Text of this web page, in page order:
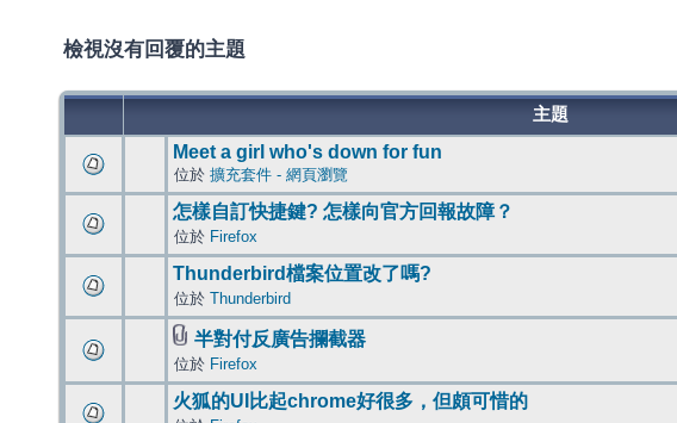
檢視沒有回覆的主題
主題
Meet a girl who's down for fun
位於 擴充套件 - 網頁瀏覽
怎樣自訂快捷鍵? 怎樣向官方回報故障？
位於 Firefox
Thunderbird檔案位置改了嗎?
位於 Thunderbird
半對付反廣告攔截器
位於 Firefox
火狐的UI比起chrome好很多，但頗可惜的